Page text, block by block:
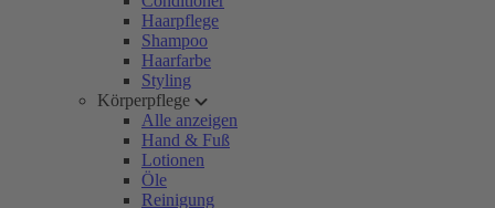
Haarpflege
Shampoo
Haarfarbe
Styling
Körperpflege
Alle anzeigen
Hand & Fuß
Lotionen
Öle
Reinigung